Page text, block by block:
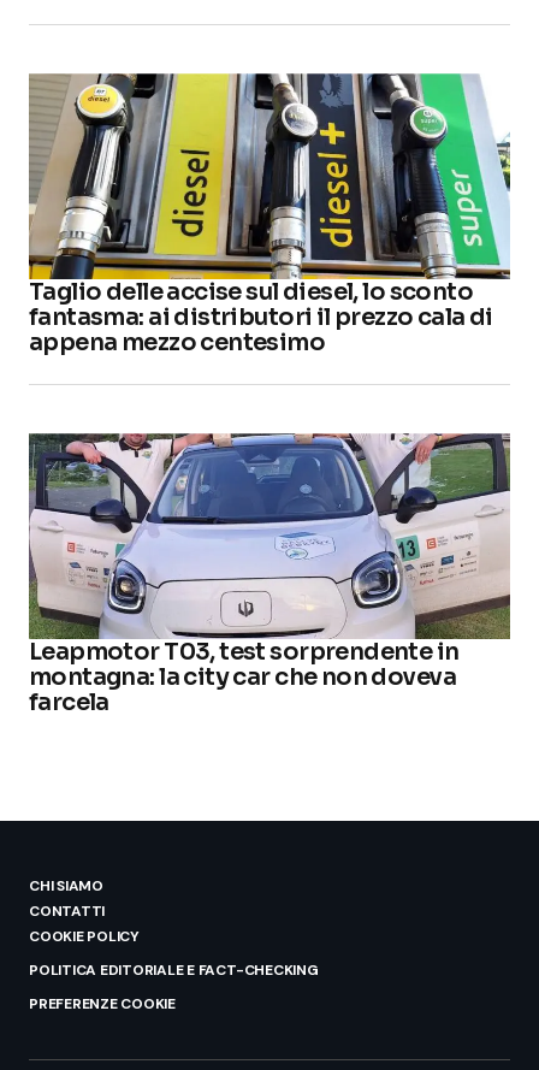
Taglio delle accise sul diesel, lo sconto
fantasma: ai distributori il prezzo cala di
appena mezzo centesimo
Leapmotor T03, test sorprendente in
montagna: la city car che non doveva
farcela
CHI SIAMO
CONTATTI
COOKIE POLICY
POLITICA EDITORIALE E FACT-CHECKING
PREFERENZE COOKIE